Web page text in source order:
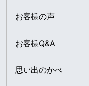
お客様の声
お客様Q&A
思い出のかべ